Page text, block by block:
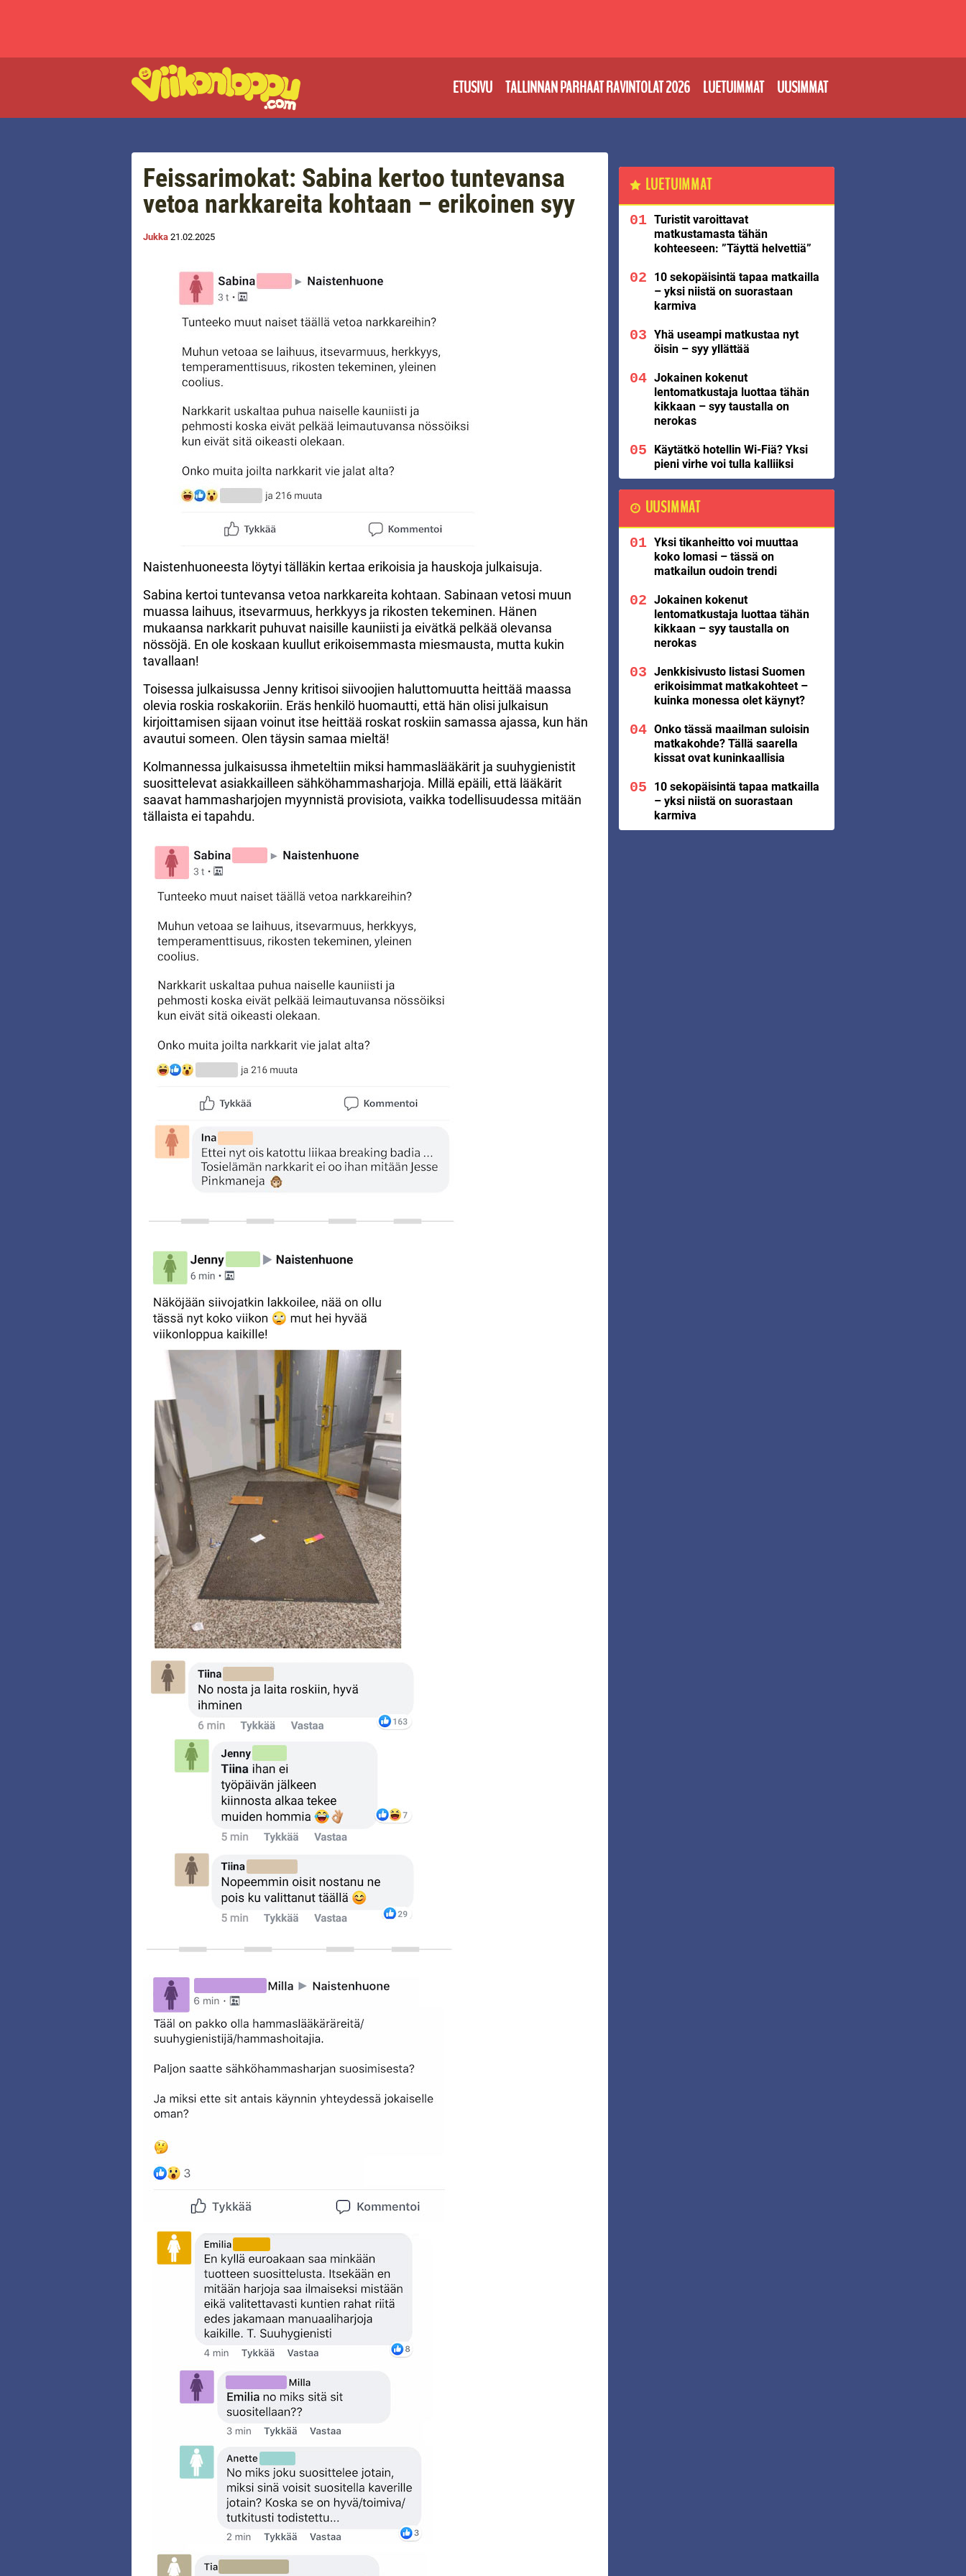
ETUSIVU TALLINNAN PARHAAT RAVINTOLAT 2026 LUETUIMMAT UUSIMMAT
Feissarimokat: Sabina kertoo tuntevansa
vetoa narkkareita kohtaan – erikoinen syy
Jukka 21.02.2025
Naistenhuoneesta löytyi tälläkin kertaa erikoisia ja hauskoja julkaisuja.
Sabina kertoi tuntevansa vetoa narkkareita kohtaan. Sabinaan vetosi muun
muassa laihuus, itsevarmuus, herkkyys ja rikosten tekeminen. Hänen
mukaansa narkkarit puhuvat naisille kauniisti ja eivätkä pelkää olevansa
nössöjä. En ole koskaan kuullut erikoisemmasta miesmausta, mutta kukin
tavallaan!
Toisessa julkaisussa Jenny kritisoi siivoojien haluttomuutta heittää maassa
olevia roskia roskakoriin. Eräs henkilö huomautti, että hän olisi julkaisun
kirjoittamisen sijaan voinut itse heittää roskat roskiin samassa ajassa, kun hän
avautui someen. Olen täysin samaa mieltä!
Kolmannessa julkaisussa ihmeteltiin miksi hammaslääkärit ja suuhygienistit
suosittelevat asiakkailleen sähköhammasharjoja. Millä epäili, että lääkärit
saavat hammasharjojen myynnistä provisiota, vaikka todellisuudessa mitään
tällaista ei tapahdu.
LUETUIMMAT
Turistit varoittavat
matkustamasta tähän
kohteeseen: ”Täyttä helvettiä”
10 sekopäisintä tapaa matkailla
– yksi niistä on suorastaan
karmiva
Yhä useampi matkustaa nyt
öisin – syy yllättää
Jokainen kokenut
lentomatkustaja luottaa tähän
kikkaan – syy taustalla on
nerokas
Käytätkö hotellin Wi-Fiä? Yksi
pieni virhe voi tulla kalliiksi
UUSIMMAT
Yksi tikanheitto voi muuttaa
koko lomasi – tässä on
matkailun oudoin trendi
Jokainen kokenut
lentomatkustaja luottaa tähän
kikkaan – syy taustalla on
nerokas
Jenkkisivusto listasi Suomen
erikoisimmat matkakohteet –
kuinka monessa olet käynyt?
Onko tässä maailman suloisin
matkakohde? Tällä saarella
kissat ovat kuninkaallisia
10 sekopäisintä tapaa matkailla
– yksi niistä on suorastaan
karmiva